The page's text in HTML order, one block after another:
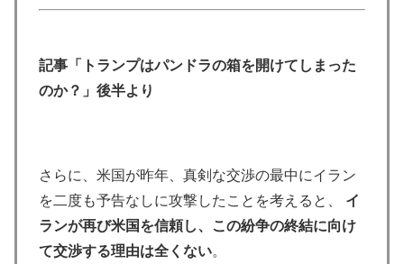
記事「トランプはパンドラの箱を開けてしまった
のか？」後半より
さらに、米国が昨年、真剣な交渉の最中にイラン
を二度も予告なしに攻撃したことを考えると、 イ
ランが再び米国を信頼し、この紛争の終結に向け
て交渉する理由は全くない。